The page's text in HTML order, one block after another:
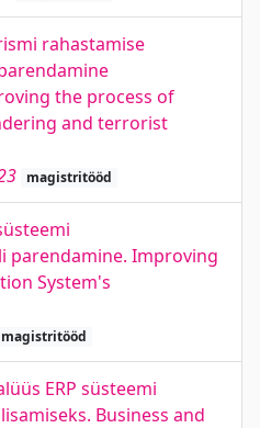
rahastamise
the process of
and terrorist
magistritööd
parendamine. Improving
System's
magistritööd
ERP süsteemi
Business and